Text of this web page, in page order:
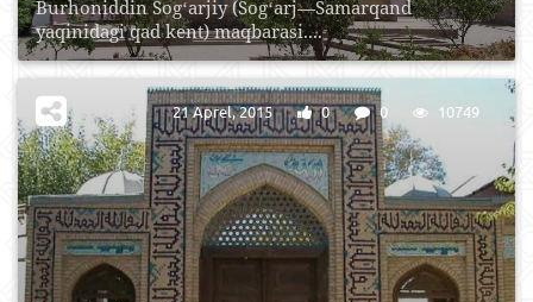
Burhoniddin Sogʻarjiy (Sogʻarj—Samarqand
yaqinidagi qad kent) maqbarasi....
21 Aprel, 2015 0 0 10749